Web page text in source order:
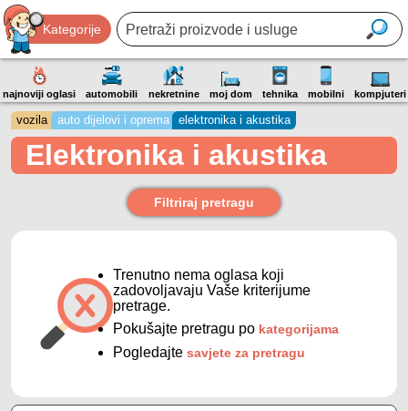
Kategorije
najnoviji oglasi automobili nekretnine moj dom tehnika mobilni kompjuteri
vozila auto dijelovi i oprema elektronika i akustika
Elektronika i akustika
Filtriraj pretragu
Trenutno nema oglasa koji
zadovoljavaju Vaše kriterijume
pretrage.
Pokušajte pretragu po kategorijama
Pogledajte savjete za pretragu